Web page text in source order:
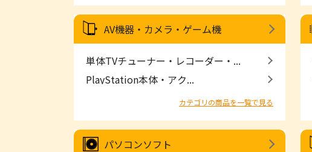
AV機器・カメラ・ゲーム機
単体TVチューナー・レコーダー・...
PlayStation本体・アク...
カテゴリの商品を一覧で見る
パソコンソフト